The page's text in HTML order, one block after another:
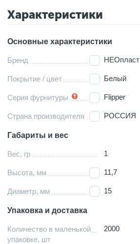
Характеристики
Основные характеристики
Бренд НЕОпласт
Покрытие / цвет Белый
Серия фурнитуры Flipper
Страна производителя РОССИЯ
Габариты и вес
Вес, гр 1
Высота, мм 11,7
Диаметр, мм 15
Упаковка и доставка
Количество в маленькой
упаковке, шт
2000